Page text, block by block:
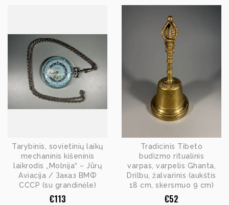
Tarybinis, sovietinių laikų
mechaninis kišeninis
laikrodis „Molnija“ – Jūrų
Aviacija / Заказ ВМФ
СССР (su grandinėle)
€113
Tradicinis Tibeto
budizmo ritualinis
varpas, varpelis Ghanta,
Drilbu, žalvarinis (aukštis
18 cm, skersmuo 9 cm)
€52